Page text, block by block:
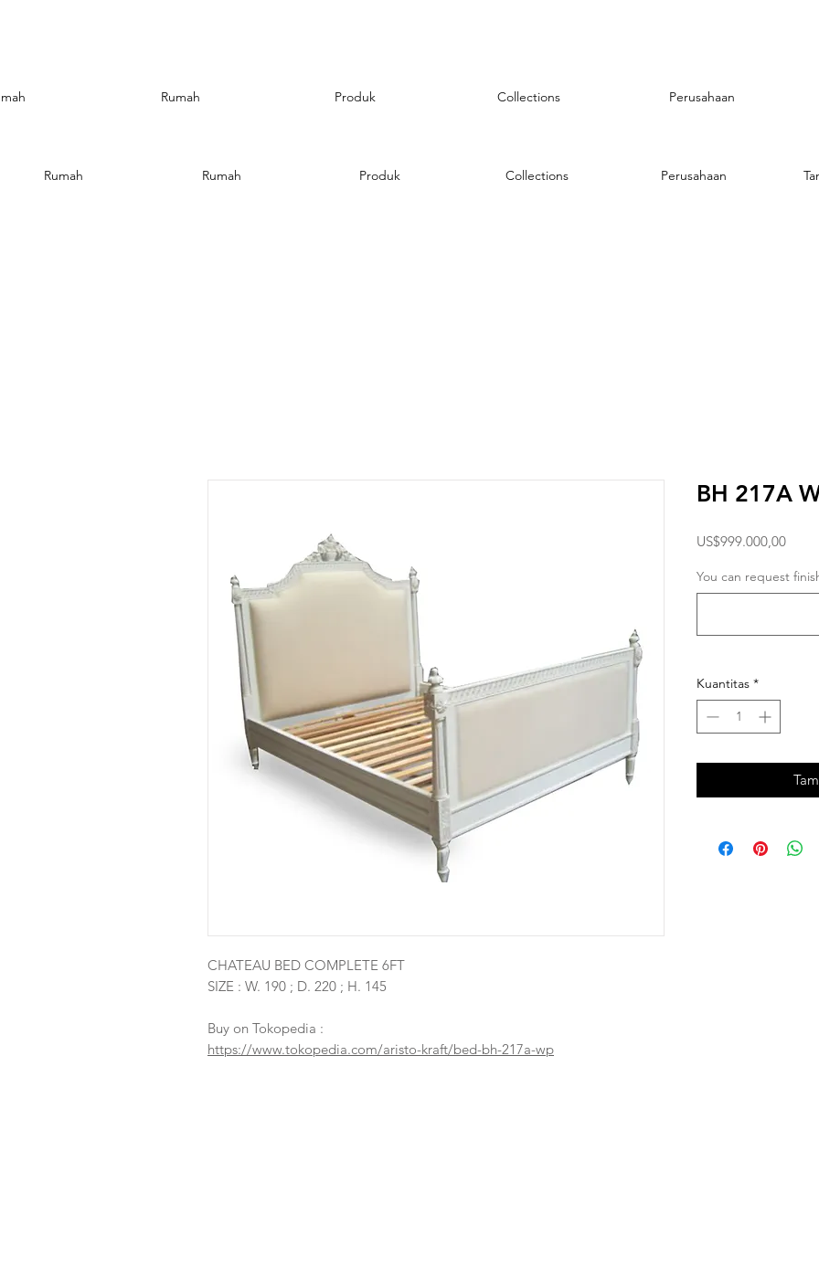
Rumah Rumah Produk Collections Perusahaan
Rumah Produk Collections Perusahaan
CHATEAU BED COMPLETE 6FT
SIZE : W. 190 ; D. 220 ; H. 145
Buy on Tokopedia :
https://www.tokopedia.com/aristo-kraft/bed-bh-217a-wp
BH 217A
US$999.000,00Harga
You can request
Kuantitas *